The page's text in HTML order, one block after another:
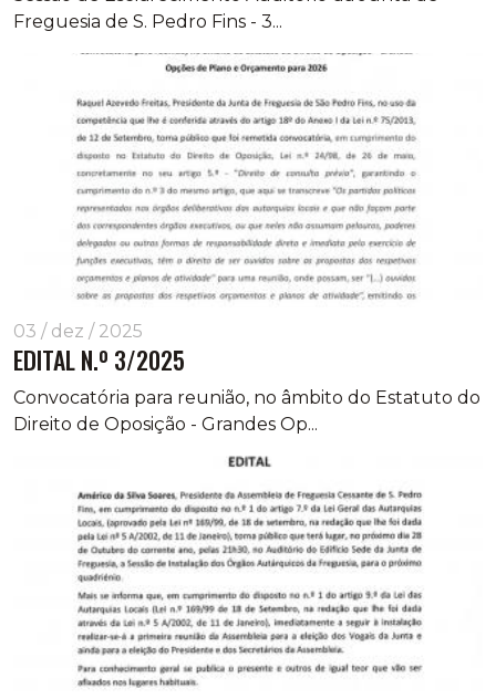
Freguesia de S. Pedro Fins - 3...
03 / dez / 2025
EDITAL N.º 3/2025
Convocatória para reunião, no âmbito do Estatuto do
Direito de Oposição - Grandes Op...